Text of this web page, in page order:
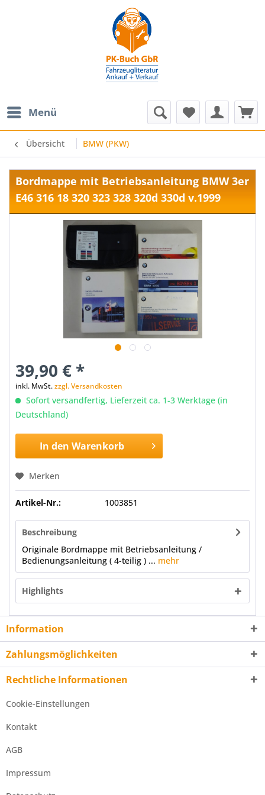
Menü
Übersicht BMW (PKW)
Bordmappe mit Betriebsanleitung BMW 3er
E46 316 18 320 323 328 320d 330d v.1999
39,90 € *
inkl. MwSt.zzgl. Versandkosten
Sofort versandfertig, Lieferzeit ca. 1-3 Werktage (in
Deutschland)
In den Warenkorb
Merken
Artikel-Nr.: 1003851
Beschreibung
Originale Bordmappe mit Betriebsanleitung /
Bedienungsanleitung ( 4-teilig ) ... mehr
Highlights
Information
Zahlungsmöglichkeiten
Rechtliche Informationen
Cookie-Einstellungen
Kontakt
AGB
Impressum